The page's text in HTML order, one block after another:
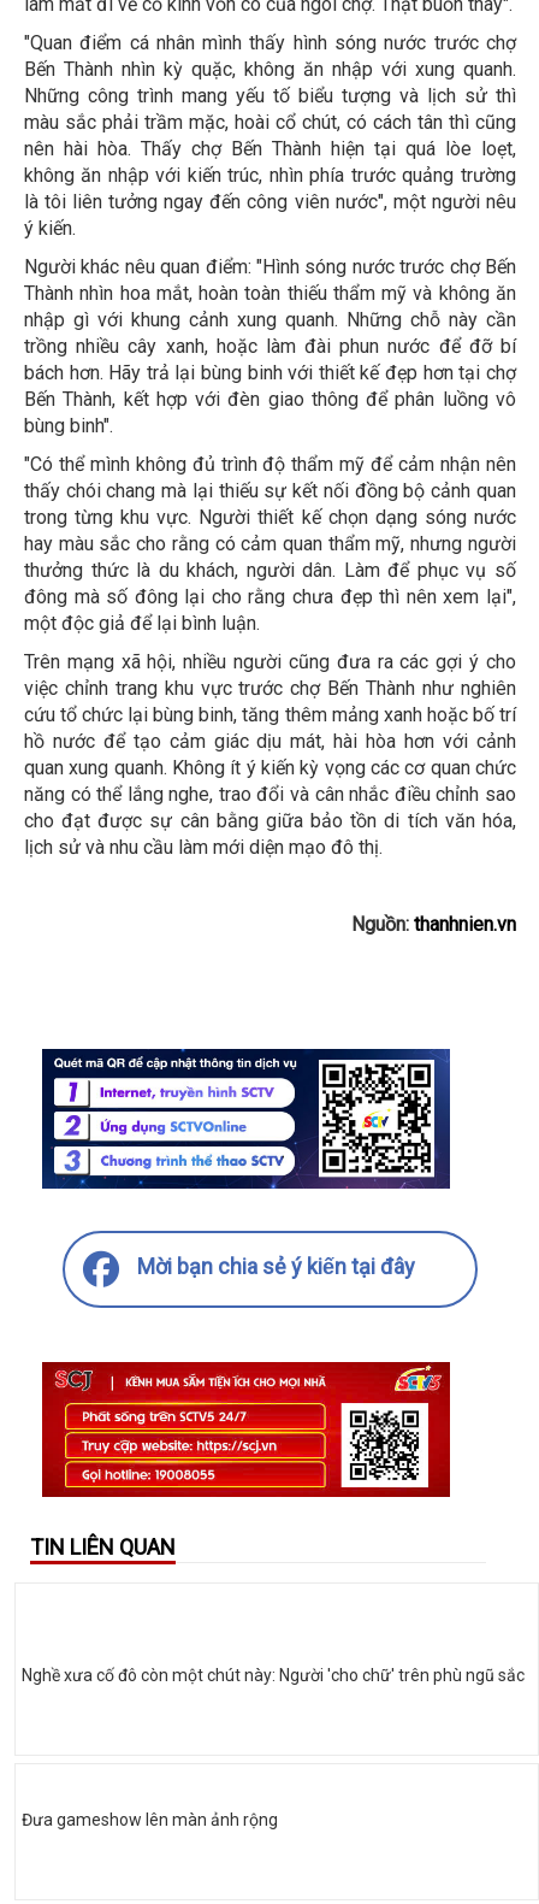
"Quan điểm cá nhân mình thấy hình sóng nước trước chợ
Bến Thành nhìn kỳ quặc, không ăn nhập với xung quanh.
Những công trình mang yếu tố biểu tượng và lịch sử thì
màu sắc phải trầm mặc, hoài cổ chút, có cách tân thì cũng
nên hài hòa. Thấy chợ Bến Thành hiện tại quá lòe loẹt,
không ăn nhập với kiến trúc, nhìn phía trước quảng trường
là tôi liên tưởng ngay đến công viên nước", một người nêu
ý kiến.
Người khác nêu quan điểm: "Hình sóng nước trước chợ Bến
Thành nhìn hoa mắt, hoàn toàn thiếu thẩm mỹ và không ăn
nhập gì với khung cảnh xung quanh. Những chỗ này cần
trồng nhiều cây xanh, hoặc làm đài phun nước để đỡ bí
bách hơn. Hãy trả lại bùng binh với thiết kế đẹp hơn tại chợ
Bến Thành, kết hợp với đèn giao thông để phân luồng vô
bùng binh".
"Có thể mình không đủ trình độ thẩm mỹ để cảm nhận nên
thấy chói chang mà lại thiếu sự kết nối đồng bộ cảnh quan
trong từng khu vực. Người thiết kế chọn dạng sóng nước
hay màu sắc cho rằng có cảm quan thẩm mỹ, nhưng người
thưởng thức là du khách, người dân. Làm để phục vụ số
đông mà số đông lại cho rằng chưa đẹp thì nên xem lại",
một độc giả để lại bình luận.
Trên mạng xã hội, nhiều người cũng đưa ra các gợi ý cho
việc chỉnh trang khu vực trước chợ Bến Thành như nghiên
cứu tổ chức lại bùng binh, tăng thêm mảng xanh hoặc bố trí
hồ nước để tạo cảm giác dịu mát, hài hòa hơn với cảnh
quan xung quanh. Không ít ý kiến kỳ vọng các cơ quan chức
năng có thể lắng nghe, trao đổi và cân nhắc điều chỉnh sao
cho đạt được sự cân bằng giữa bảo tồn di tích văn hóa,
lịch sử và nhu cầu làm mới diện mạo đô thị.
Nguồn: thanhnien.vn
Mời bạn chia sẻ ý kiến tại đây
TIN LIÊN QUAN
Nghề xưa cố đô còn một chút này: Người 'cho chữ' trên phù ngũ sắc
Đưa gameshow lên màn ảnh rộng